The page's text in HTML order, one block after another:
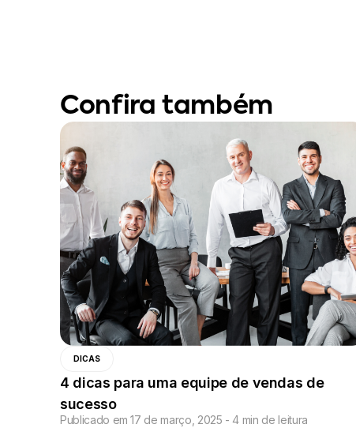
Confira também
DICAS
4 dicas para uma equipe de vendas de
sucesso
Publicado em 17 de março, 2025 - 4 min de leitura